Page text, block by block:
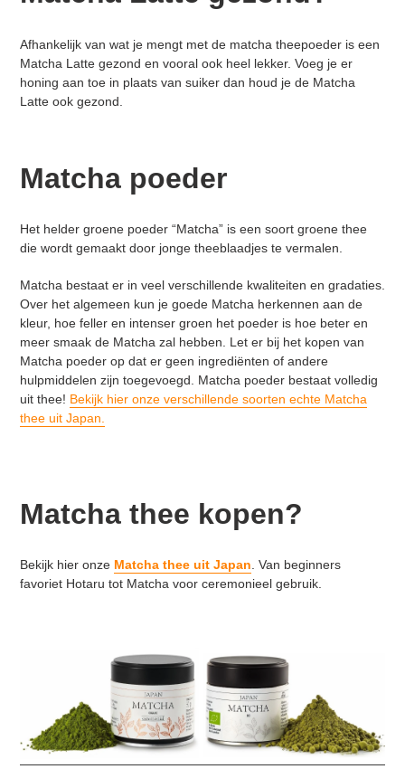
Afhankelijk van wat je mengt met de matcha theepoeder is een
Matcha Latte gezond en vooral ook heel lekker. Voeg je er
honing aan toe in plaats van suiker dan houd je de Matcha
Latte ook gezond.
Matcha poeder
Het helder groene poeder “Matcha” is een soort groene thee
die wordt gemaakt door jonge theeblaadjes te vermalen.
Matcha bestaat er in veel verschillende kwaliteiten en gradaties.
Over het algemeen kun je goede Matcha herkennen aan de
kleur, hoe feller en intenser groen het poeder is hoe beter en
meer smaak de Matcha zal hebben. Let er bij het kopen van
Matcha poeder op dat er geen ingrediënten of andere
hulpmiddelen zijn toegevoegd. Matcha poeder bestaat volledig
uit thee! Bekijk hier onze verschillende soorten echte Matcha
thee uit Japan.
Matcha thee kopen?
Bekijk hier onze Matcha thee uit Japan . Van beginners
favoriet Hotaru tot Matcha voor ceremonieel gebruik.